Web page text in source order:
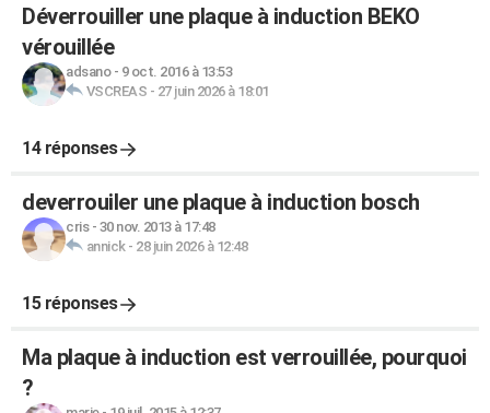
Déverrouiller une plaque à induction BEKO
vérouillée
adsano- 9 oct. 2016 à 13:53
VSCREAS - 27 juin 2026 à 18:01
14 réponses
deverrouiler une plaque à induction bosch
cris- 30 nov. 2013 à 17:48
annick- 28 juin 2026 à 12:48
15 réponses
Ma plaque à induction est verrouillée, pourquoi
?